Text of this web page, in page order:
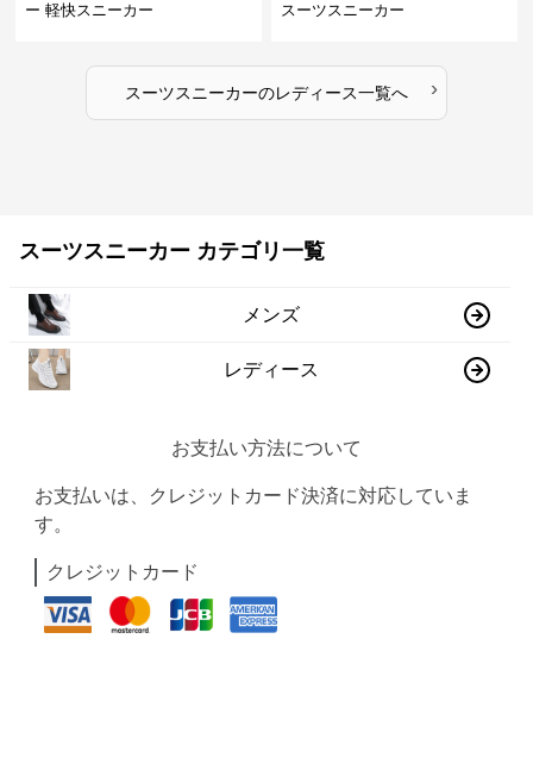
ー 軽快スニーカー
スーツスニーカー
スーツスニーカーのレディース一覧へ ›
スーツスニーカー カテゴリ一覧
メンズ
レディース
お支払い方法について
お支払いは、クレジットカード決済に対応していま
す。
クレジットカード